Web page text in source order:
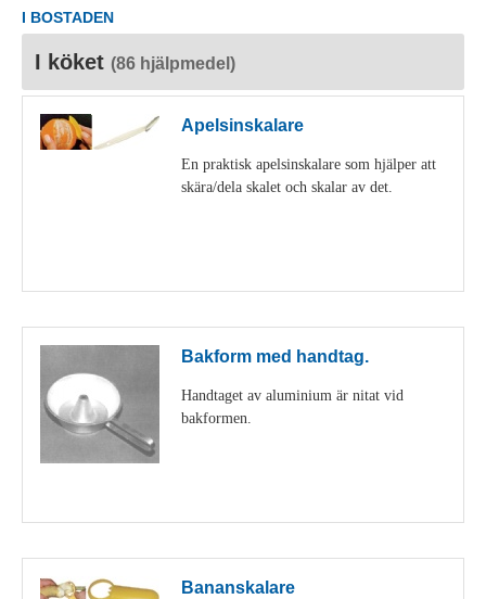
I BOSTADEN
I köket (86 hjälpmedel)
Apelsinskalare
En praktisk apelsinskalare som hjälper att
skära/dela skalet och skalar av det.
Bakform med handtag.
Handtaget av aluminium är nitat vid
bakformen.
Bananskalare